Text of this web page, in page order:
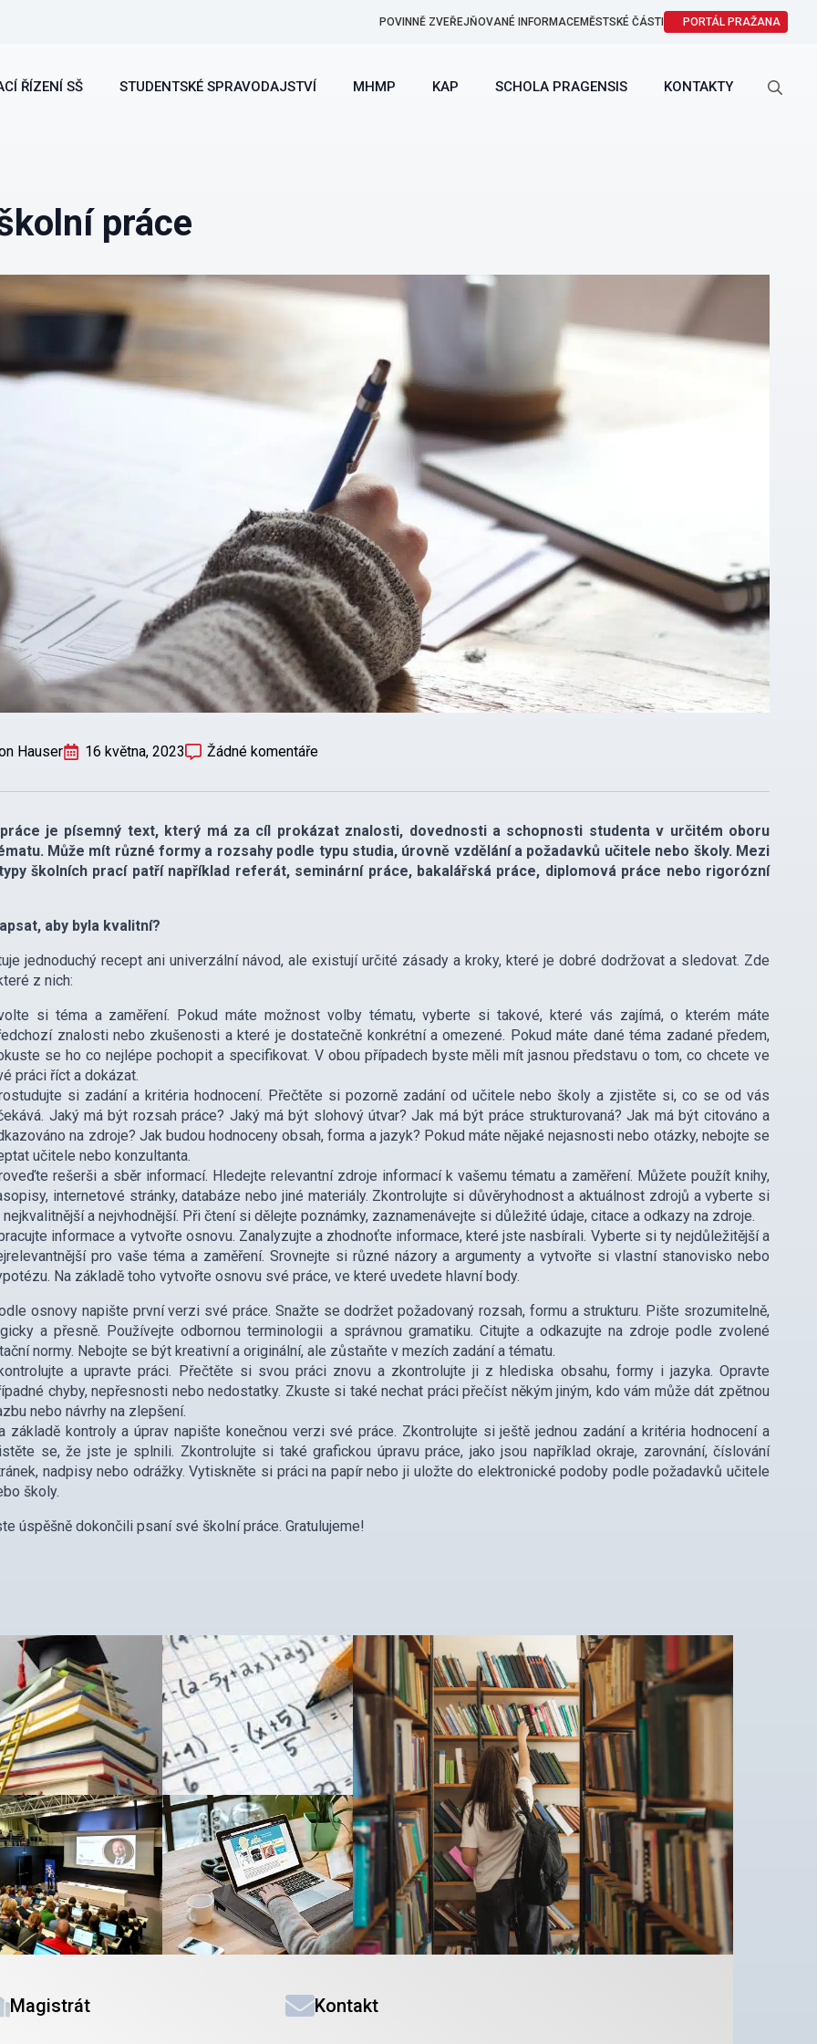
POVINNĚ ZVEŘEJŇOVANÉ INFORMACEMĚSTSKÉ ČÁSTI PORTÁL PRAŽANA
ŘÍZENÍ SŠ STUDENTSKÉ SPRAVODAJSTVÍ MHMP KAP SCHOLA PRAGENSIS KONTAKTY
práce
Hauser 16 května, 2023 Žádné komentáře
je písemný text, který má za cíl prokázat znalosti, dovednosti a schopnosti studenta v určitém oboru
Může mít různé formy a rozsahy podle typu studia, úrovně vzdělání a požadavků učitele nebo školy. Mezi
školních prací patří například referát, seminární práce, bakalářská práce, diplomová práce nebo rigorózní
aby byla kvalitní?
jednoduchý recept ani univerzální návod, ale existují určité zásady a kroky, které je dobré dodržovat a sledovat. Zde
z nich:
si téma a zaměření. Pokud máte možnost volby tématu, vyberte si takové, které vás zajímá, o kterém máte
znalosti nebo zkušenosti a které je dostatečně konkrétní a omezené. Pokud máte dané téma zadané předem,
se ho co nejlépe pochopit a specifikovat. V obou případech byste měli mít jasnou představu o tom, co chcete ve
práci říct a dokázat.
si zadání a kritéria hodnocení. Přečtěte si pozorně zadání od učitele nebo školy a zjistěte si, co se od vás
Jaký má být rozsah práce? Jaký má být slohový útvar? Jak má být práce strukturovaná? Jak má být citováno a
na zdroje? Jak budou hodnoceny obsah, forma a jazyk? Pokud máte nějaké nejasnosti nebo otázky, nebojte se
učitele nebo konzultanta.
rešerši a sběr informací. Hledejte relevantní zdroje informací k vašemu tématu a zaměření. Můžete použít knihy,
internetové stránky, databáze nebo jiné materiály. Zkontrolujte si důvěryhodnost a aktuálnost zdrojů a vyberte si
nejkvalitnější a nejvhodnější. Při čtení si dělejte poznámky, zaznamenávejte si důležité údaje, citace a odkazy na zdroje.
informace a vytvořte osnovu. Zanalyzujte a zhodnoťte informace, které jste nasbírali. Vyberte si ty nejdůležitější a
pro vaše téma a zaměření. Srovnejte si různé názory a argumenty a vytvořte si vlastní stanovisko nebo
Na základě toho vytvořte osnovu své práce, ve které uvedete hlavní body.
osnovy napište první verzi své práce. Snažte se dodržet požadovaný rozsah, formu a strukturu. Pište srozumitelně,
a přesně. Používejte odbornou terminologii a správnou gramatiku. Citujte a odkazujte na zdroje podle zvolené
normy. Nebojte se být kreativní a originální, ale zůstaňte v mezích zadání a tématu.
a upravte práci. Přečtěte si svou práci znovu a zkontrolujte ji z hlediska obsahu, formy i jazyka. Opravte
chyby, nepřesnosti nebo nedostatky. Zkuste si také nechat práci přečíst někým jiným, kdo vám může dát zpětnou
nebo návrhy na zlepšení.
základě kontroly a úprav napište konečnou verzi své práce. Zkontrolujte si ještě jednou zadání a kritéria hodnocení a
se, že jste je splnili. Zkontrolujte si také grafickou úpravu práce, jako jsou například okraje, zarovnání, číslování
nadpisy nebo odrážky. Vytiskněte si práci na papír nebo ji uložte do elektronické podoby podle požadavků učitele
školy.
úspěšně dokončili psaní své školní práce. Gratulujeme!
Magistrát Kontakt